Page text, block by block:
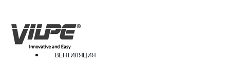
ВЕНТИЛЯЦИЯ